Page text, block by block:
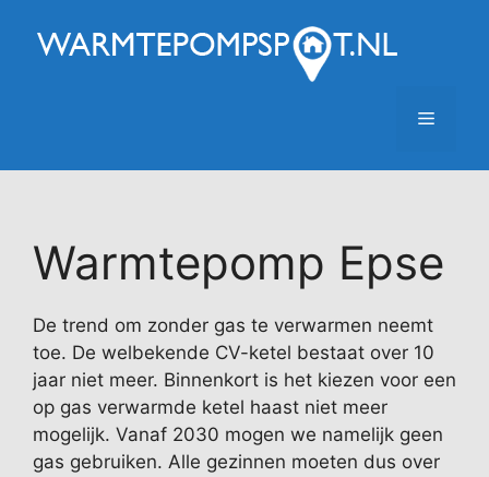
naar
Menu
Warmtepomp Epse
De trend om zonder gas te verwarmen neemt
toe. De welbekende CV-ketel bestaat over 10
jaar niet meer. Binnenkort is het kiezen voor een
op gas verwarmde ketel haast niet meer
mogelijk. Vanaf 2030 mogen we namelijk geen
gas gebruiken. Alle gezinnen moeten dus over